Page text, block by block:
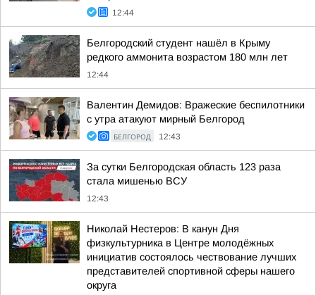
12:44
Белгородский студент нашёл в Крыму
редкого аммонита возрастом 180 млн лет
12:44
Валентин Демидов: Вражеские беспилотники
с утра атакуют мирный Белгород
БЕЛГОРОД 12:43
За сутки Белгородская область 123 раза
стала мишенью ВСУ
12:43
Николай Нестеров: В канун Дня
физкультурника в Центре молодёжных
инициатив состоялось чествование лучших
представителей спортивной сферы нашего
округа